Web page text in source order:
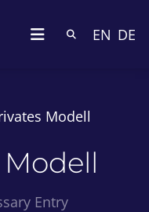
EN DE
Modell
Entry